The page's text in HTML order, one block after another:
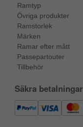
Ramtyp
Övriga produkter
Ramstorlek
Märken
Ramar efter mått
Passepartouter
Tillbehör
Säkra betalningar